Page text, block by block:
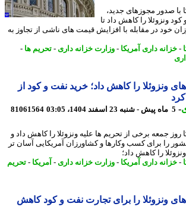
مجوزهای جدید،
را کاهش داد تا
در مقابله با افزایش قیمت های ناشی از تجاوز به
داری آمریکا- وزارت خزانه داری- تحریم ها-
ونزوئلا را کاهش داد؛ خرید نفت و کود از
81061564
برخی از تحریم ها علیه ونزوئلا را کاهش داد و
برای کسب وکارها و کشاورزان آمریکایی آسان تر
را کاهش داد؛
داری آمریکا- وزارت خزانه داری- آمریکا- تحریم
ونزوئلا را برای تجارت نفت و کود کاهش